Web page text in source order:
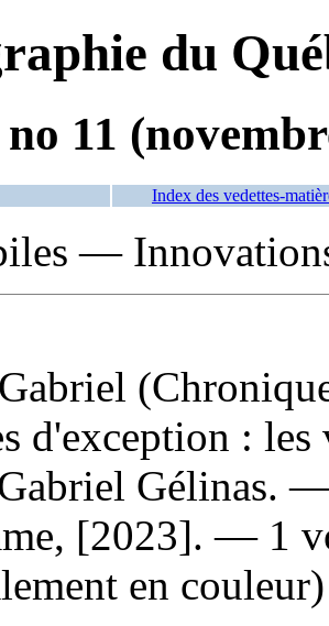
du
11
Index des vedettes-
—
d'exception :
Gélinas.
[2023]. — 1
en